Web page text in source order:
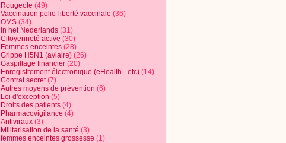
Rougeole (49)
Vaccination polio-liberté vaccinale (36)
OMS (34)
In het Nederlands (31)
Citoyenneté active (30)
Femmes enceintes (28)
Grippe H5N1 (aviaire) (26)
Gaspillage financier (20)
Enregistrement électronique (eHealth - etc) (14)
Contrat secret(7)
Autres moyens de prévention (6)
Loi d'exception (5)
Droits des patients (4)
Pharmacovigilance (4)
Antiviraux (3)
Militarisation de la santé (3)
femmes enceintes grossesse (1)